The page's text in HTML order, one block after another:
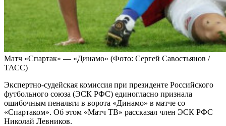
Матч «Спартак» — «Динамо» (Фото: Сергей Савостьянов /
ТАСС)
Экспертно-судейская комиссия при президенте Российского
футбольного союза (ЭСК РФС) единогласно признала
ошибочным пенальти в ворота «Динамо» в матче со
«Спартаком». Об этом «Матч ТВ» рассказал член ЭСК РФС
Николай Левников.